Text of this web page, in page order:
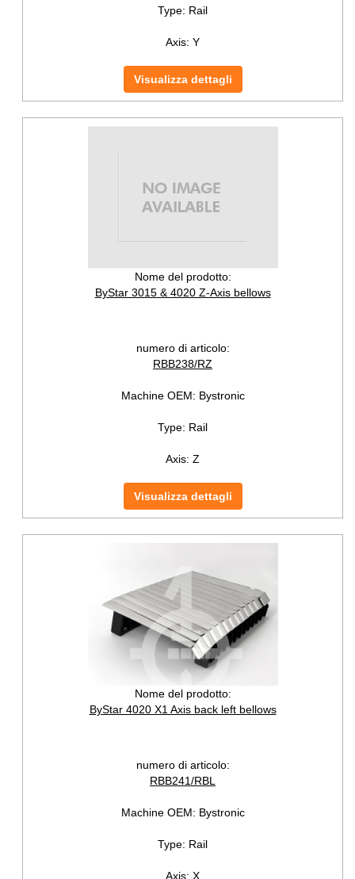
Type: Rail
Axis: Y
Visualizza dettagli
Nome del prodotto:
ByStar 3015 & 4020 Z-Axis bellows
numero di articolo:
RBB238/RZ
Machine OEM: Bystronic
Type: Rail
Axis: Z
Visualizza dettagli
Nome del prodotto:
ByStar 4020 X1 Axis back left bellows
numero di articolo:
RBB241/RBL
Machine OEM: Bystronic
Type: Rail
Axis: X